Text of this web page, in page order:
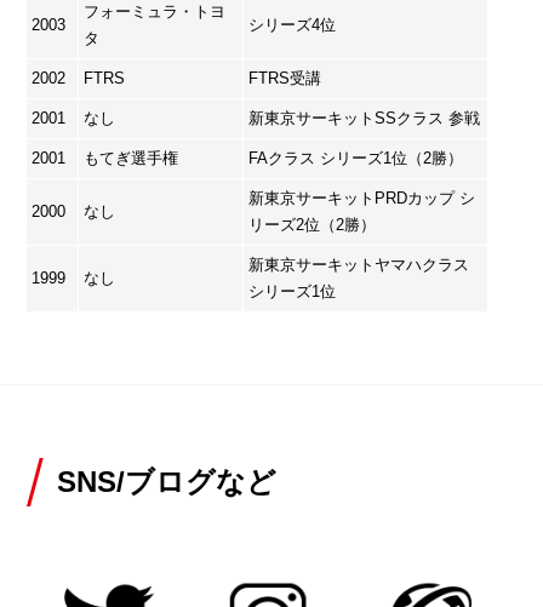
2003
フォーミュラ・トヨ
タ
シリーズ4位
2002 FTRS FTRS受講
2001 なし 新東京サーキットSSクラス 参戦
2001 もてぎ選手権 FAクラス シリーズ1位（2勝）
2000 なし
新東京サーキットPRDカップ シ
リーズ2位（2勝）
1999 なし
新東京サーキットヤマハクラス
シリーズ1位
SNS/ブログなど